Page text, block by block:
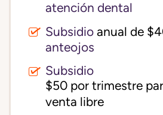
atención dental
Subsidio anual de
anteojos
Subsidio
$50 por trimestre
venta libre